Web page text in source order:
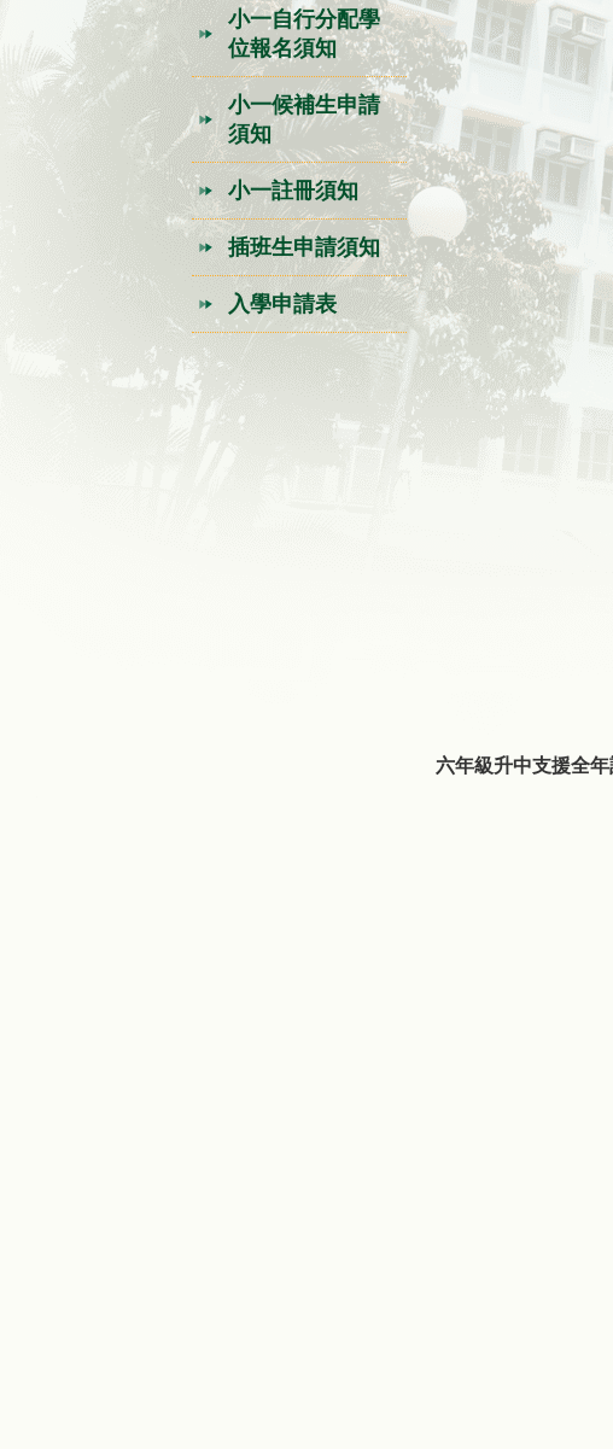
小一自行分配學
位報名須知
小一候補生申請
須知
小一註冊須知
插班生申請須知
入學申請表
六年級升中支援全